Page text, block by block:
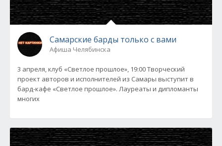
Самарские барды только с вами
Афиша Челябинска
3 апреля, клуб «Светлое прошлое», 19:00 Творческий
проект авторов и исполнителей из Самары выступит в
бард-кафе «Светлое прошлое». Лауреаты и дипломанты
многих